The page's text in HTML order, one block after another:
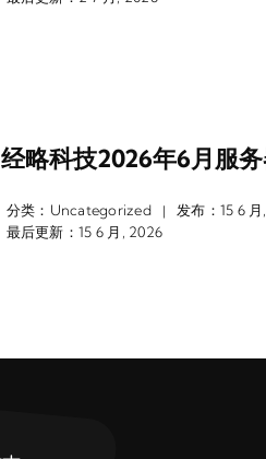
经略科技2026年6月服
分类： Uncategorized | 发布：15 6
最后更新：15 6 月, 2026